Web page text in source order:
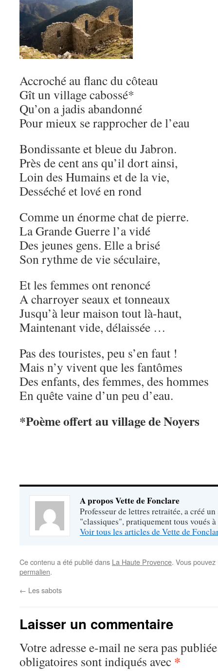
Accroché au flanc du côteau
Gît un village cabossé*
Qu’on a jadis abandonné
Pour mieux se rapprocher de l’eau
Bondissante et bleue du Jabron.
Près de cent ans qu’il dort ainsi,
Loin des Humains et de la vie,
Desséché et lové en rond
Comme un énorme chat de pierre.
La Grande Guerre l’a vidé
Des jeunes gens. Elle a brisé
Son rythme de vie séculaire,
Et les femmes ont renoncé
A charroyer seaux et tonneaux
Jusqu’à leur maison tout là-haut,
Maintenant vide, délaissée …
Pas des touristes, peu s’en faut !
Mais n’y vivent que les fantômes
Des enfants, des femmes, des hommes
En quête vaine d’un peu d’eau.
*Poème offert au village de Noyers
A propos Vette de Fonclare
Professeur de lettres retraitée, a créé
"classiques", pratiquement tous voués
Voir tous les articles de Vette de
Ce contenu a été publié dans La Haute Provence. Vous
permalien.
← Les sabots
Laisser un commentaire
Votre adresse e-mail ne sera pas
obligatoires sont indiqués avec *